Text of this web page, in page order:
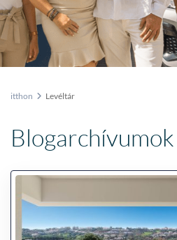
itthon Levéltár
Blogarchívumok